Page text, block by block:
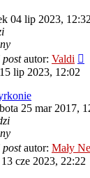
04 lip 2023,
postautor: Valdi
lip 2023, 12:02
25 mar 2017,
postautor: Mały
cze 2023, 22:22